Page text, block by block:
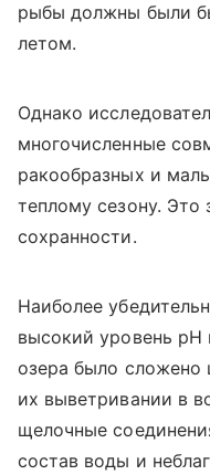
рыбы должны были
летом.
Однако
многочисленные
ракообразных и
теплому сезону. Это
сохранности.
Наиболее
высокий уровень pH
озера было
их выветривании в
щелочные
состав воды и